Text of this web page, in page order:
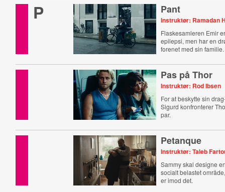
P Pant
Instruktør: Ramadan
Flaskesamleren Emir
epilepsi, men har en
forenet med sin familie.
Pas på Thor
Instruktør: Rod Ibsen
For at beskytte sin
Sigurd konfronterer
par.
Petanque
Instruktør: Taleb
Sammy skal designe
socialt belastet
er imod det.